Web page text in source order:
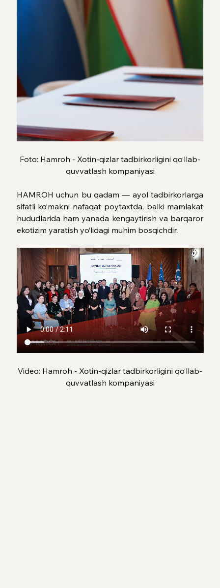
Foto: Hamroh - Xotin-qizlar tadbirkorligini qo‘llab-
quvvatlash kompaniyasi
HAMROH uchun bu qadam — ayol tadbirkorlarga
sifatli ko‘makni nafaqat poytaxtda, balki mamlakat
hududlarida ham yanada kengaytirish va barqaror
ekotizim yaratish yo‘lidagi muhim bosqichdir.
Video: Hamroh - Xotin-qizlar tadbirkorligini qo‘llab-
quvvatlash kompaniyasi